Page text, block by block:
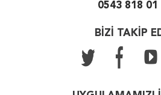
0543 818 01
BİZİ TAKİP